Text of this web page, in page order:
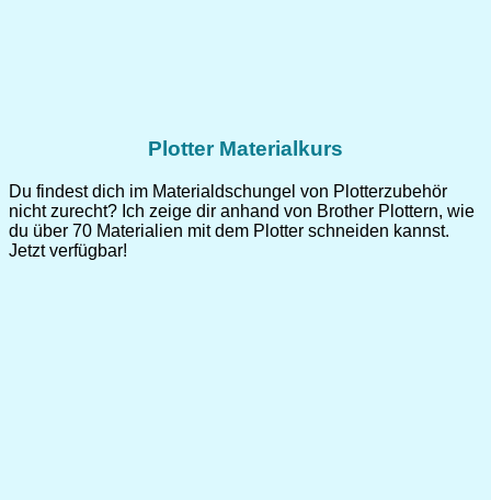
Plotter Materialkurs
Du findest dich im Materialdschungel von Plotterzubehör
nicht zurecht? Ich zeige dir anhand von Brother Plottern, wie
du über 70 Materialien mit dem Plotter schneiden kannst.
Jetzt verfügbar!